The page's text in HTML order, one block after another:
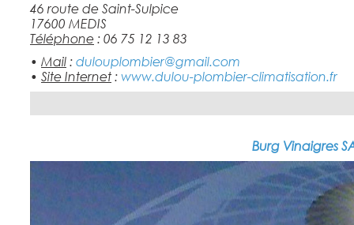
46 route de Saint-Sulpice
17600 MEDIS
Téléphone : 06 75 12 13 83
• Mail : dulouplombier@gmail.com
• Site Internet : www.dulou-plombier-climatisation.fr
Burg Vinaigres